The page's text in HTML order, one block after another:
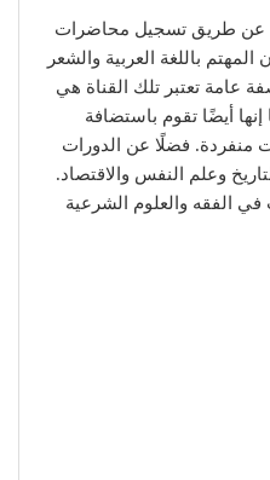
عن طريق تسجيل محاضرات
باللغة العربية والشعر
عامة تعتبر تلك القناة هي
إنها أيضًا تقوم باستضافة
منفردة. فضلًا عن الدورات
وعلم النفس والاقتصاد.
الفقه والعلوم الشرعية